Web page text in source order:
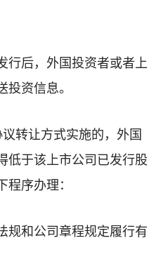
行后，外国投资者或者上
资信息。
转让方式实施的，外国
低于该上市公司已发行股
序办理：
规和公司章程规定履行有